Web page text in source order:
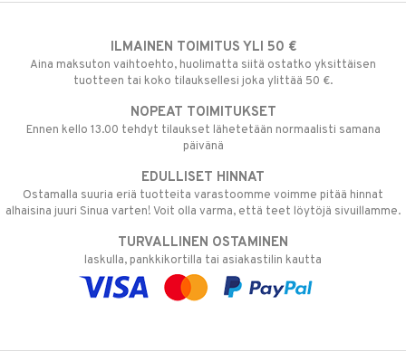
ILMAINEN TOIMITUS YLI 50 €
Aina maksuton vaihtoehto, huolimatta siitä ostatko yksittäisen
tuotteen tai koko tilauksellesi joka ylittää 50 €.
NOPEAT TOIMITUKSET
Ennen kello 13.00 tehdyt tilaukset lähetetään normaalisti samana
päivänä
EDULLISET HINNAT
Ostamalla suuria eriä tuotteita varastoomme voimme pitää hinnat
alhaisina juuri Sinua varten! Voit olla varma, että teet löytöjä sivuillamme.
TURVALLINEN OSTAMINEN
laskulla, pankkikortilla tai asiakastilin kautta